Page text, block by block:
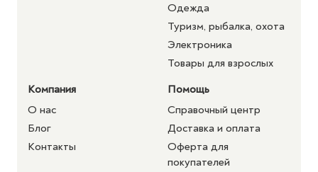
Одежда
Туризм, рыбалка, охота
Электроника
Товары для взрослых
Компания
О нас
Блог
Контакты
Помощь
Справочный центр
Доставка и оплата
Оферта для
покупателей